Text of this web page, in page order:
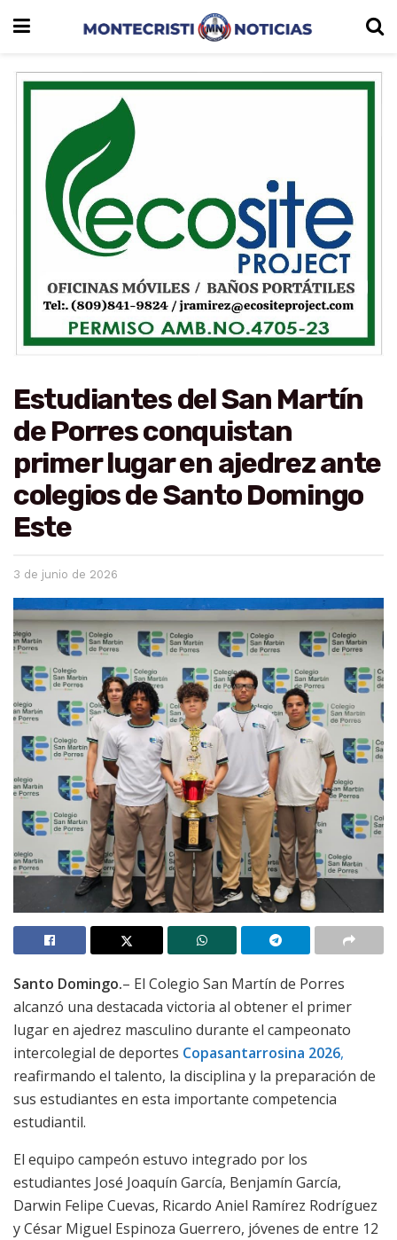
Estudiantes del San Martín
de Porres conquistan
primer lugar en ajedrez ante
colegios de Santo Domingo
Este
3 de junio de 2026
Santo Domingo.– El Colegio San Martín de Porres
alcanzó una destacada victoria al obtener el primer
lugar en ajedrez masculino durante el campeonato
intercolegial de deportes Copasantarrosina 2026,
reafirmando el talento, la disciplina y la preparación de
sus estudiantes en esta importante competencia
estudiantil.
El equipo campeón estuvo integrado por los
estudiantes José Joaquín García, Benjamín García,
Darwin Felipe Cuevas, Ricardo Aniel Ramírez Rodríguez
y César Miguel Espinoza Guerrero, jóvenes de entre 12